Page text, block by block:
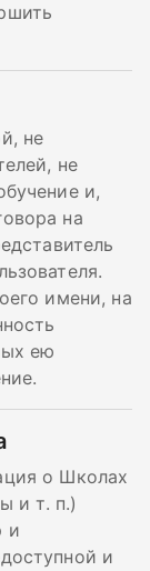
не
не
и,
на
имени, на
ею
о Школах
и т. п.)
и
и